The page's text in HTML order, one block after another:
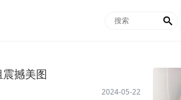

撼美图
2024-05-22